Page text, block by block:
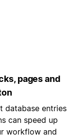
pages and
database entries
can speed up
workflow and